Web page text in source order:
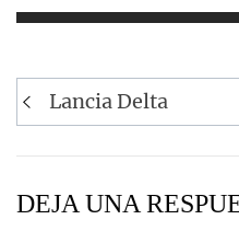
Navegación
de
Lancia Delta
DEJA UNA